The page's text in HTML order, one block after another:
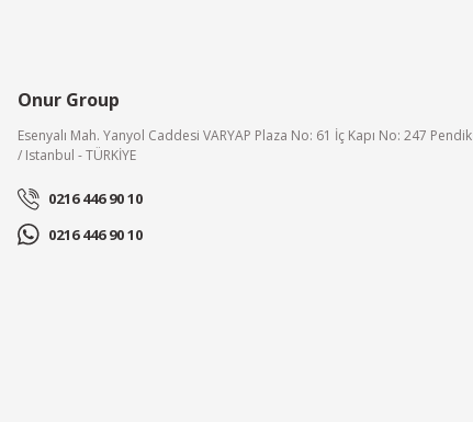
Onur Group
Esenyalı Mah. Yanyol Caddesi VARYAP Plaza No: 61 İç Kapı No: 247 Pendik
/ Istanbul - TÜRKİYE
0216 446 90 10
0216 446 90 10